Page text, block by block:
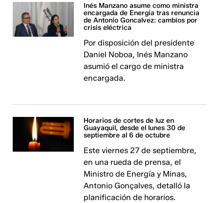
Inés Manzano asume como ministra
encargada de Energía tras renuncia
de Antonio Goncalvez: cambios por
crisis eléctrica
Por disposición del presidente
Daniel Noboa, Inés Manzano
asumió el cargo de ministra
encargada.
Horarios de cortes de luz en
Guayaquil, desde el lunes 30 de
septiembre al 6 de octubre
Este viernes 27 de septiembre,
en una rueda de prensa, el
Ministro de Energía y Minas,
Antonio Gonçalves, detalló la
planificación de horarios.